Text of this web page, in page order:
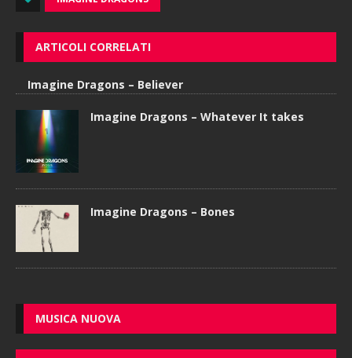
ARTICOLI CORRELATI
Imagine Dragons – Believer
Imagine Dragons – Whatever It takes
Imagine Dragons – Bones
MUSICA NUOVA